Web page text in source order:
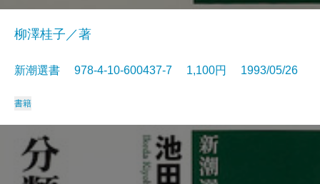
柳澤桂子／著
新潮選書 978-4-10-600437-7 1,100円 1993/05/26
書籍